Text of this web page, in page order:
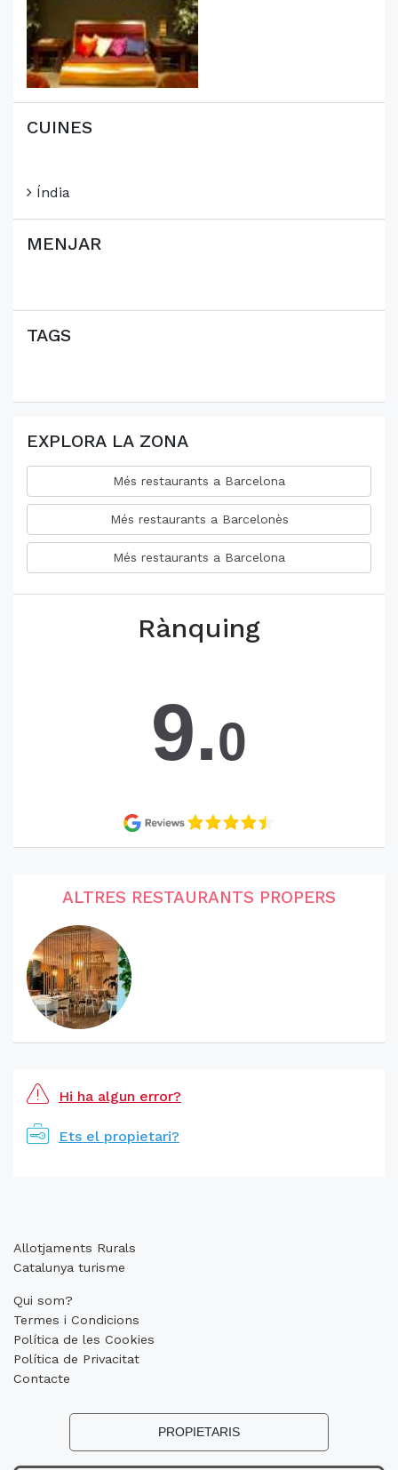
CUINES
Índia
MENJAR
TAGS
EXPLORA LA ZONA
Més restaurants a Barcelona
Més restaurants a Barcelonès
Més restaurants a Barcelona
Rànquing
9.0
ALTRES RESTAURANTS PROPERS
Hi ha algun error?
Ets el propietari?
Allotjaments Rurals
Catalunya turisme
Qui som?
Termes i Condicions
Política de les Cookies
Política de Privacitat
Contacte
PROPIETARIS